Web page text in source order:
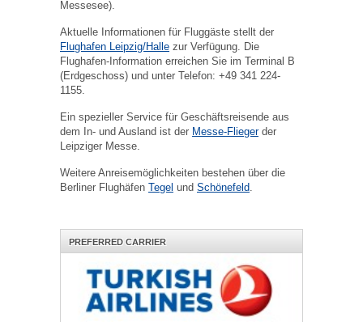
Messesee).
Aktuelle Informationen für Fluggäste stellt der
Flughafen Leipzig/Halle zur Verfügung. Die
Flughafen-Information erreichen Sie im Terminal B
(Erdgeschoss) und unter Telefon: +49 341 224-
1155.
Ein spezieller Service für Geschäftsreisende aus
dem In- und Ausland ist der Messe-Fliegerder
Leipziger Messe.
Weitere Anreisemöglichkeiten bestehen über die
Berliner Flughäfen Tegel und Schönefeld
PREFERRED CARRIER